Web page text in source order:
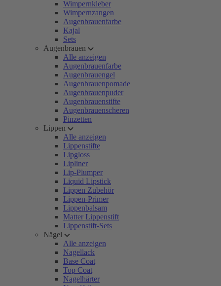
Wimpernkleber
Wimpernzangen
Augenbrauenfarbe
Kajal
Sets
Augenbrauen
Alle anzeigen
Augenbrauenfarbe
Augenbrauengel
Augenbrauenpomade
Augenbrauenpuder
Augenbrauenstifte
Augenbrauenscheren
Pinzetten
Lippen
Alle anzeigen
Lippenstifte
Lipgloss
Lipliner
Lip-Plumper
Liquid Lipstick
Lippen Zubehör
Lippen-Primer
Lippenbalsam
Matter Lippenstift
Lippenstift-Sets
Nägel
Alle anzeigen
Nagellack
Base Coat
Top Coat
Nagelhärter